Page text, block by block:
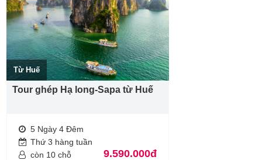
Từ Huế
Tour ghép Hạ long-Sapa từ Huế
5 Ngày 4 Đêm
Thứ 3 hàng tuần
còn 10 chỗ
9.590.000đ